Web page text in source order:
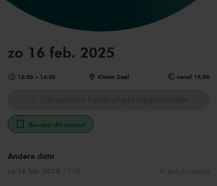
zo 16 feb. 2025
13:30 – 14:30 Kleine Zaal vanaf 19,00
Bewaar dit concert
Andere data